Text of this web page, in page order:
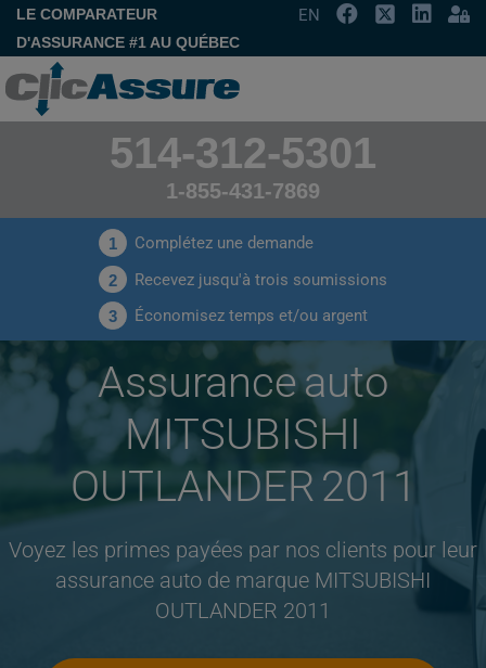
LE COMPARATEUR
D'ASSURANCE #1 AU QUÉBEC
EN
514-312-5301
1-855-431-7869
1 Complétez une demande
2 Recevez jusqu'à trois soumissions
3 Économisez temps et/ou argent
Assurance auto
MITSUBISHI
OUTLANDER 2011
Voyez les primes payées par nos clients pour leur
assurance auto de marque MITSUBISHI
OUTLANDER 2011